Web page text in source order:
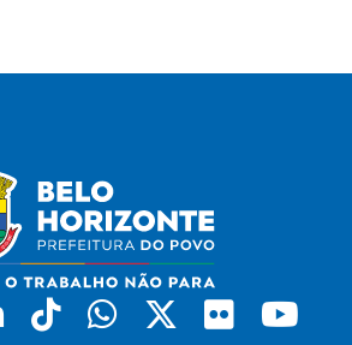
LinkedinTiktokWhatsapp
X Flickr